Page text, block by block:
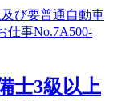
士3級以上